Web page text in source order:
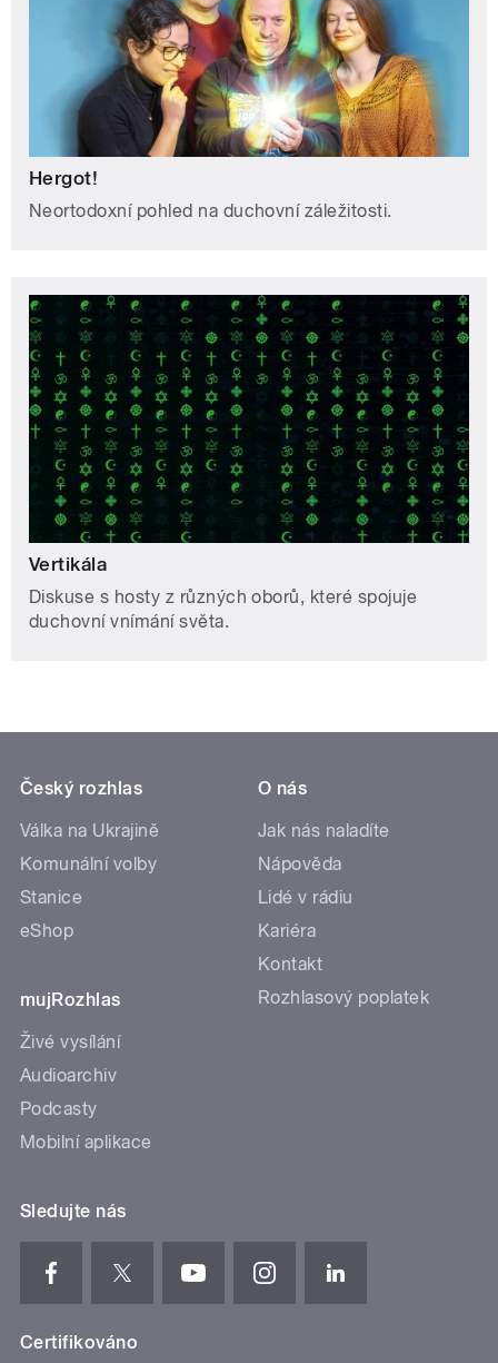
Hergot!
Neortodoxní pohled na duchovní záležitosti.
Vertikála
Diskuse s hosty z různých oborů, které spojuje
duchovní vnímání světa.
Český rozhlas
Válka na Ukrajině
Komunální volby
Stanice
eShop
mujRozhlas
Živé vysílání
Audioarchiv
Podcasty
Mobilní aplikace
O nás
Jak nás naladíte
Nápověda
Lidé v rádiu
Kariéra
Kontakt
Rozhlasový poplatek
Sledujte nás
Certifikováno